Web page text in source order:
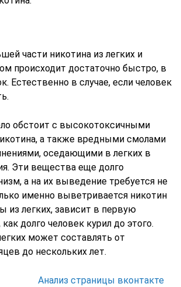
части никотина из легких и
происходит достаточно быстро, в
Естественно в случае, если человек
обстоит с высокотоксичными
а также вредными смолами
оседающими в легких в
Эти вещества еще долго
а на их выведение требуется не
именно выветривается никотин
из легких, зависит в первую
долго человек курил до этого.
может составлять от
до нескольких лет.
Анализ страницы вконтакте